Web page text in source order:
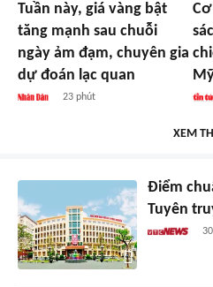
Tuần này, giá vàng bật
tăng mạnh sau chuỗi
ngày ảm đạm, chuyên gia
dự đoán lạc quan
23 phút
XEM
Điểm
Tuyên